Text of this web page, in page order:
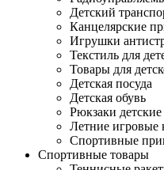
Детский
Канцелярские
Игрушки
Текстиль для
Товары для
Детская посуда
Детская обувь
Рюкзаки детские
Летние игровые
Спортивные
Спортивные товары